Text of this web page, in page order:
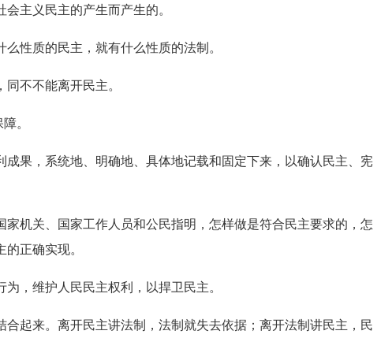
主义民主的产生而产生的。
质的民主，就有什么性质的法制。
不不能离开民主。
。
，系统地、明确地、具体地记载和固定下来，以确认民主、宪
关、国家工作人员和公民指明，怎样做是符合民主要求的，怎
正确实现。
维护人民民主权利，以捍卫民主。
起来。离开民主讲法制，法制就失去依据；离开法制讲民主，民